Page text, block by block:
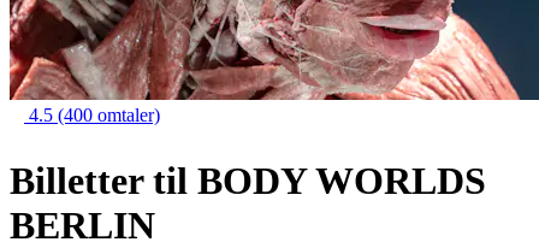
4.5 (400 omtaler)
Billetter til BODY WORLDS
BERLIN